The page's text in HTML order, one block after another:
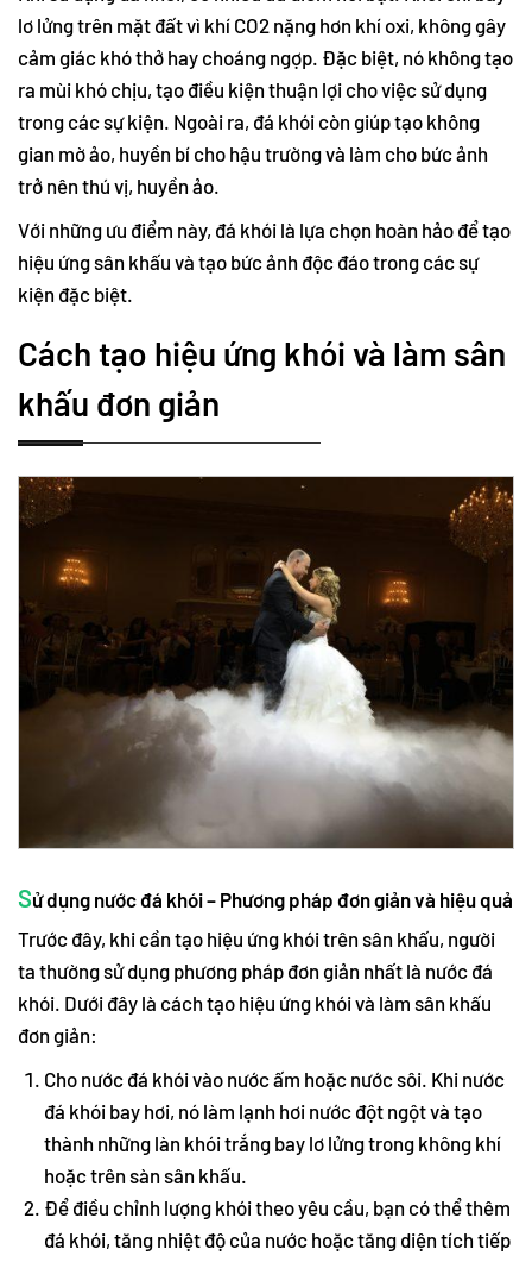
lơ lửng trên mặt đất vì khí CO2 nặng hơn khí oxi, không gây
cảm giác khó thở hay choáng ngợp. Đặc biệt, nó không tạo
ra mùi khó chịu, tạo điều kiện thuận lợi cho việc sử dụng
trong các sự kiện. Ngoài ra, đá khói còn giúp tạo không
gian mờ ảo, huyền bí cho hậu trường và làm cho bức ảnh
trở nên thú vị, huyền ảo.
Với những ưu điểm này, đá khói là lựa chọn hoàn hảo để tạo
hiệu ứng sân khấu và tạo bức ảnh độc đáo trong các sự
kiện đặc biệt.
Cách tạo hiệu ứng khói và làm sân
khấu đơn giản
Sử dụng nước đá khói – Phương pháp đơn giản và hiệu quả
Trước đây, khi cần tạo hiệu ứng khói trên sân khấu, người
ta thường sử dụng phương pháp đơn giản nhất là nước đá
khói. Dưới đây là cách tạo hiệu ứng khói và làm sân khấu
đơn giản:
Cho nước đá khói vào nước ấm hoặc nước sôi. Khi nước
đá khói bay hơi, nó làm lạnh hơi nước đột ngột và tạo
thành những làn khói trắng bay lơ lửng trong không khí
hoặc trên sàn sân khấu.
Để điều chỉnh lượng khói theo yêu cầu, bạn có thể thêm
đá khói, tăng nhiệt độ của nước hoặc tăng diện tích tiếp